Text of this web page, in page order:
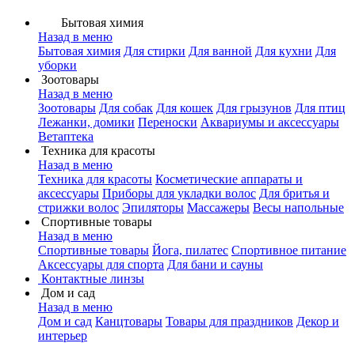
Бытовая химия
Назад в меню
Бытовая химия Для стирки Для ванной Для кухни Для
уборки
Зоотовары
Назад в меню
Зоотовары Для собак Для кошек Для грызунов Для птиц
Лежанки, домики Переноски Аквариумы и аксессуары
Ветаптека
Техника для красоты
Назад в меню
Техника для красоты Косметические аппараты и
аксессуары Приборы для укладки волос Для бритья и
стрижки волос Эпиляторы Массажеры Весы напольные
Спортивные товары
Назад в меню
Спортивные товары Йога, пилатес Спортивное питание
Аксессуары для спорта Для бани и сауны
Контактные линзы
Дом и сад
Назад в меню
Дом и сад Канцтовары Товары для праздников Декор и
интерьер